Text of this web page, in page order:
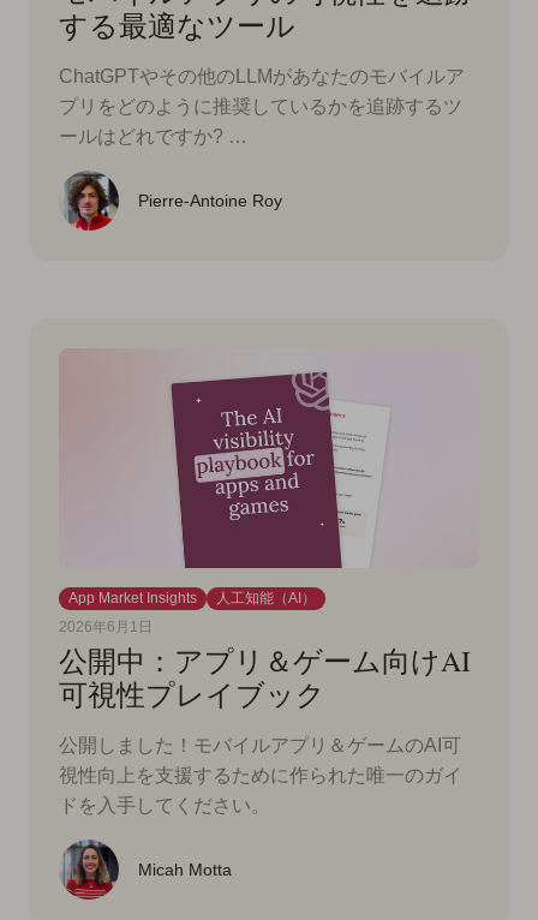
する最適なツール
ChatGPTやその他のLLMがあなたのモバイルア
プリをどのように推奨しているかを追跡するツ
ールはどれですか? …
Pierre-Antoine Roy
App Market Insights
人工知能（AI）
2026年6月1日
公開中：アプリ＆ゲーム向けAI
可視性プレイブック
公開しました！モバイルアプリ＆ゲームのAI可
視性向上を支援するために作られた唯一のガイ
ドを入手してください。
Micah Motta